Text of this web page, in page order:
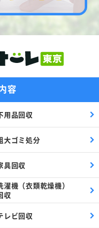
容
用品回収
大ゴミ処分
具回収
濯機（衣類乾燥機）
収
レビ回収